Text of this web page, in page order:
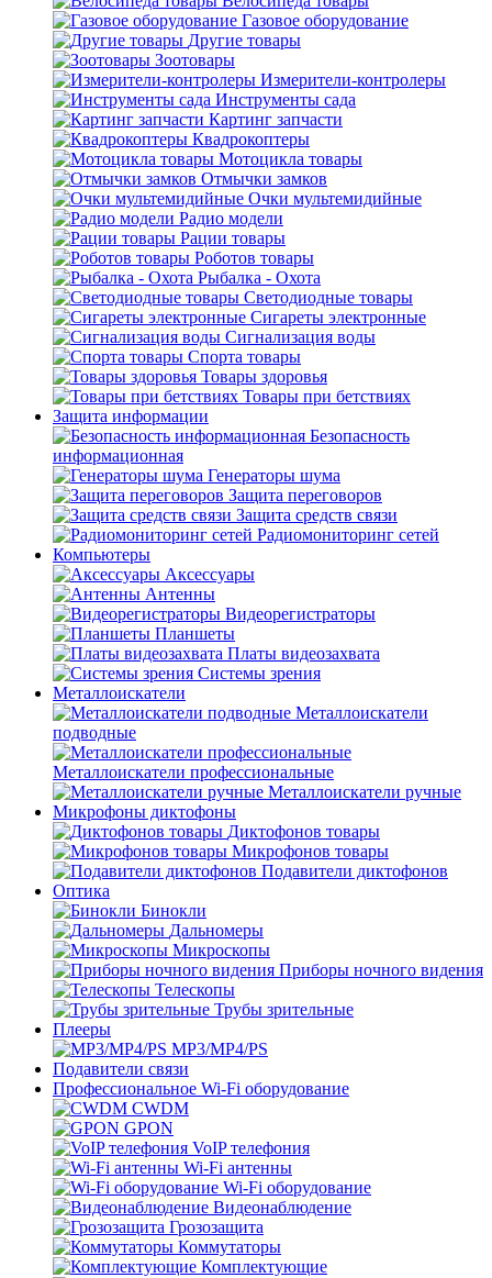
Газовое оборудование
Другие товары
Зоотовары
Измерители-контролеры
Инструменты сада
Картинг запчасти
Квадрокоптеры
Мотоцикла товары
Отмычки замков
Очки мультемидийные
Радио модели
Рации товары
Роботов товары
Рыбалка - Охота
Светодиодные товары
Сигареты электронные
Сигнализация воды
Спорта товары
Товары здоровья
Товары при бетствиях
Защита информации
Безопасность
информационная
Генераторы шума
Защита переговоров
Защита средств связи
Радиомониторинг сетей
Компьютеры
Аксессуары
Антенны
Видеорегистраторы
Планшеты
Платы видеозахвата
Системы зрения
Металлоискатели
Металлоискатели
подводные
Металлоискатели профессиональные
Металлоискатели ручные
Микрофоны диктофоны
Диктофонов товары
Микрофонов товары
Подавители диктофонов
Оптика
Бинокли
Дальномеры
Микроскопы
Приборы ночного видения
Телескопы
Трубы зрительные
Плееры
MP3/MP4/PS
Подавители связи
Профессиональное Wi-Fi оборудование
CWDM
GPON
VoIP телефония
Wi-Fi антенны
Wi-Fi оборудование
Видеонаблюдение
Грозозащита
Коммутаторы
Комплектующие